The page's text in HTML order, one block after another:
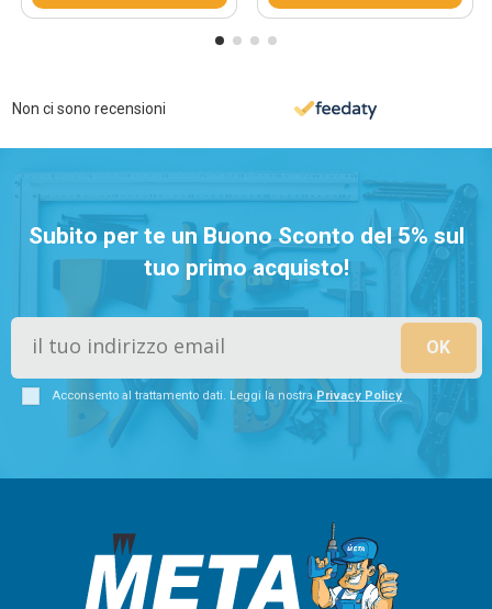
Non ci sono recensioni
Subito per te un Buono Sconto del 5% sul
tuo primo acquisto!
Acconsento al trattamento dati. Leggi la nostra Privacy Policy